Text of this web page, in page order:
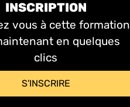
INSCRIPTION
vous à cette formation
en quelques
clics
S'INSCRIRE